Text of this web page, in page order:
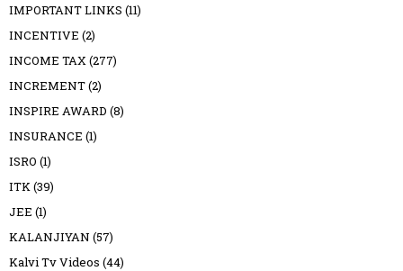
IMPORTANT LINKS (11)
INCENTIVE (2)
INCOME TAX(277)
INCREMENT(2)
INSPIRE AWARD (8)
INSURANCE (1)
ISRO (1)
ITK(39)
JEE (1)
KALANJIYAN (57)
Kalvi Tv Videos (44)